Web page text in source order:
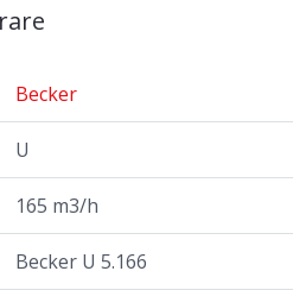
Becker
U
165 m3/h
Becker U 5.166